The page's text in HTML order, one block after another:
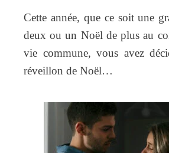
Cette année, que ce soit une
deux ou un Noël de plus au
vie commune, vous avez
réveillon de Noël…